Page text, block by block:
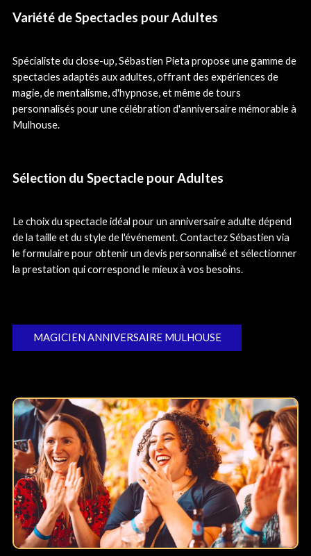
Variété de Spectacles pour Adultes
Spécialiste du close-up, Sébastien Pieta propose une gamme de
spectacles adaptés aux adultes, offrant des expériences de
magie, de mentalisme, d'hypnose, et même de tours
personnalisés pour une célébration d'anniversaire mémorable à
Mulhouse.
Sélection du Spectacle pour Adultes
Le choix du spectacle idéal pour un anniversaire adulte dépend
de la taille et du style de l'événement. Contactez Sébastien via
le formulaire pour obtenir un devis personnalisé et sélectionner
la prestation qui correspond le mieux à vos besoins.
MAGICIEN ANNIVERSAIRE MULHOUSE